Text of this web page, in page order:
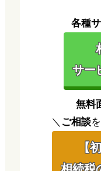
各種
サー
無料
＼ ご相談
【